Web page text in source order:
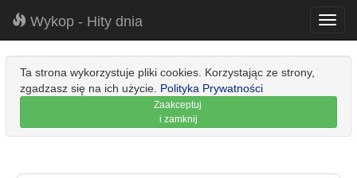
Wykop - Hity dnia
Ta strona wykorzystuje pliki cookies. Korzystając ze strony,
zgadzasz się na ich użycie. Polityka Prywatności
Zaakceptuj
i zamknij